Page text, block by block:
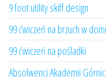
9 foot utility skiff design
99 ćwiczeń na brzuch w
99 ćwiczeń na pośladki
Absolwenci Akademii